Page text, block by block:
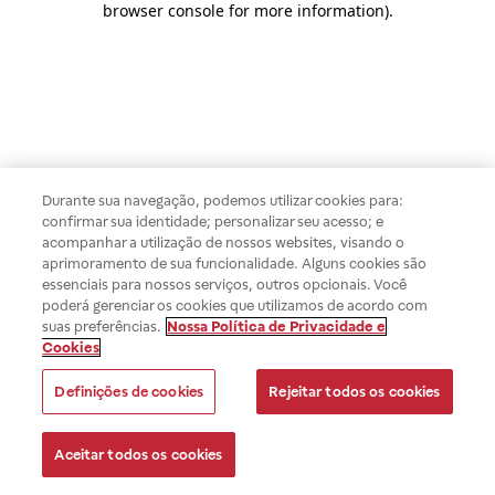
browser console for more information).
Durante sua navegação, podemos utilizar cookies para:
confirmar sua identidade; personalizar seu acesso; e
acompanhar a utilização de nossos websites, visando o
aprimoramento de sua funcionalidade. Alguns cookies são
essenciais para nossos serviços, outros opcionais. Você
poderá gerenciar os cookies que utilizamos de acordo com
suas preferências. Nossa Política de Privacidade e
Cookies
Definições de cookies Rejeitar todos os cookies
Aceitar todos os cookies